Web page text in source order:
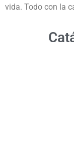
vida. Todo con la